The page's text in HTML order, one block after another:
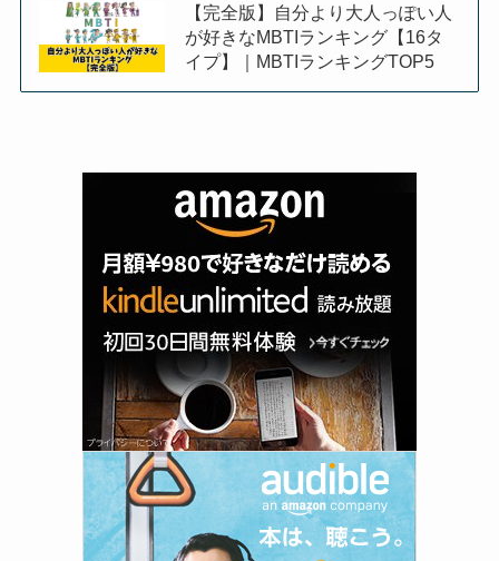
【完全版】自分より大人っぽい人
が好きなMBTIランキング【16タ
イプ】｜MBTIランキングTOP5